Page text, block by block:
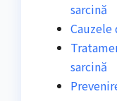
sarcină
sarcină